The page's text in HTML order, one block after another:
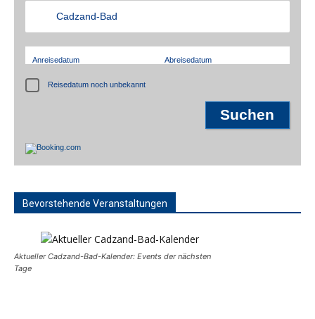
Anreisedatum Abreisedatum
Reisedatum noch unbekannt
Bevorstehende Veranstaltungen
Aktueller Cadzand-Bad-Kalender: Events der nächsten
Tage